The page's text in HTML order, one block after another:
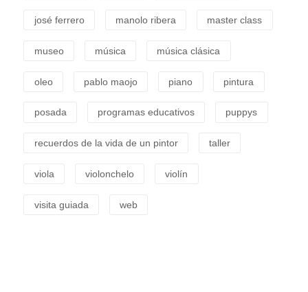
josé ferrero manolo ribera master class
museo música música clásica
oleo pablo maojo piano pintura
posada programas educativos puppys
recuerdos de la vida de un pintor taller
viola violonchelo violín
visita guiada web